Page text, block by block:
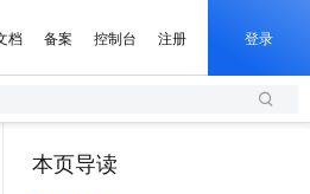
档 备案 控制台 注册 登录
本页导读
量应用服务器
Agents：拥有专属领域专家
活动
生产力先锋
阿里云 OPC 创新助力计划
业服务
务伙伴合作计划
MaaS 服务伙伴赋能合作
发者社区
入我们